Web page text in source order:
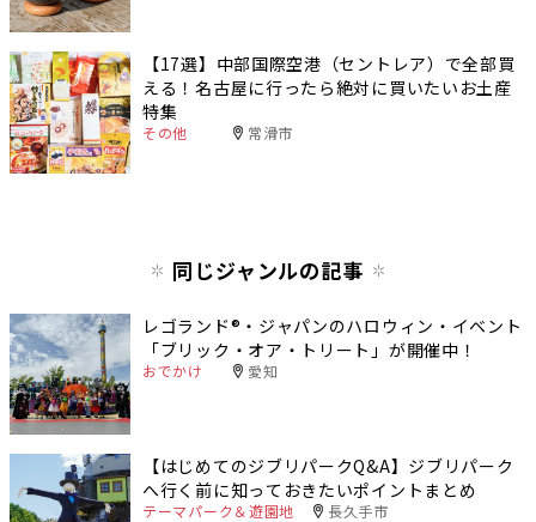
【17選】中部国際空港（セントレア）で全部買
える！名古屋に行ったら絶対に買いたいお土産
特集
その他 常滑市
同じジャンルの記事
レゴランド®︎・ジャパンのハロウィン・イベント
「ブリック‧オア‧トリート」が開催中！
おでかけ 愛知
【はじめてのジブリパークQ&A】ジブリパーク
へ行く前に知っておきたいポイントまとめ
テーマパーク＆遊園地 長久手市